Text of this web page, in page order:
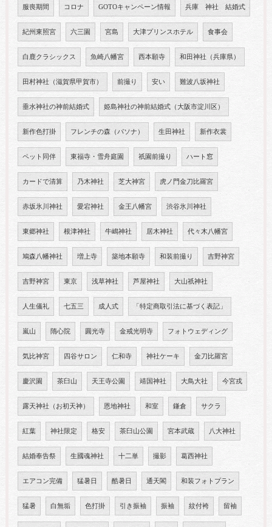
服喪期間 コロナ GOTOキャンペーン情報 兵庫 神社 結婚式
紀州東照宮 六三園 宮島 大津プリンスホテル 食事会
白鹿クラシックス 魚崎八幡宮 西本願寺 和田神社（兵庫県）
田村神社（滋賀県甲賀市） 前撮り 安い 難波八坂神社
垂水神社の神前結婚式 姫島神社の神前結婚式（大阪市淀川区）
新作色打掛 フレンチの森（パソナ） 生田神社 新作衣裳
ペット同伴 東福寺・雪舟庭園 祇園前撮り ハート窓
カードで清算 乃木神社 芝大神宮 虎ノ門金刀比羅宮
赤坂氷川神社 愛宕神社 金王八幡宮 渋谷氷川神社
東郷神社 根津神社 牛嶋神社 居木神社 代々木八幡宮
鳩森八幡神社 増上寺 築地本願寺 和装前撮り 吉野神宮
吉野神宮 東京 浅草神社 芦屋神社 大山祇神社
人生儀礼 七五三 成人式 「特定商取引法に基づく表記」
嵐山 隋心院 圓光寺 金戒光明寺 フォトウェディング
気比神宮 四谷サロン 仁和寺 神社ケーキ 金刀比羅宮
慶沢園 茶臼山 天王寺公園 靖国神社 大鳥大社 今宮戎
露天神社（お初天神） 恩地神社 和室 鎌倉 サクラ
紅葉 神社限定 格安 茶臼山公園 宮本武蔵 八大神社
結婚奉告祭 生國魂神社 十二単 撮影 葛西神社
エアコン完備 猛暑日 酷暑日 通天閣 和装フォトプラン
猛暑 白無垢 色打掛 引き振袖 振袖 紋付袴 留袖